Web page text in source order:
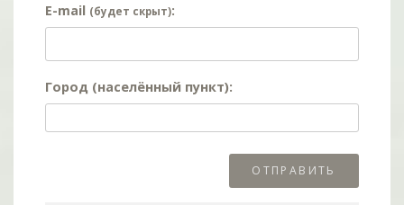
E-mail (будет скрыт):
Город (населённый пункт):